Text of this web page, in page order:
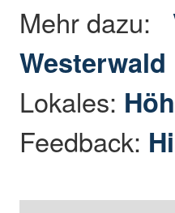
Mehr dazu:
Westerwald
Lokales:
Feedback: